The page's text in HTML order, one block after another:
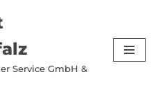
Service GmbH &